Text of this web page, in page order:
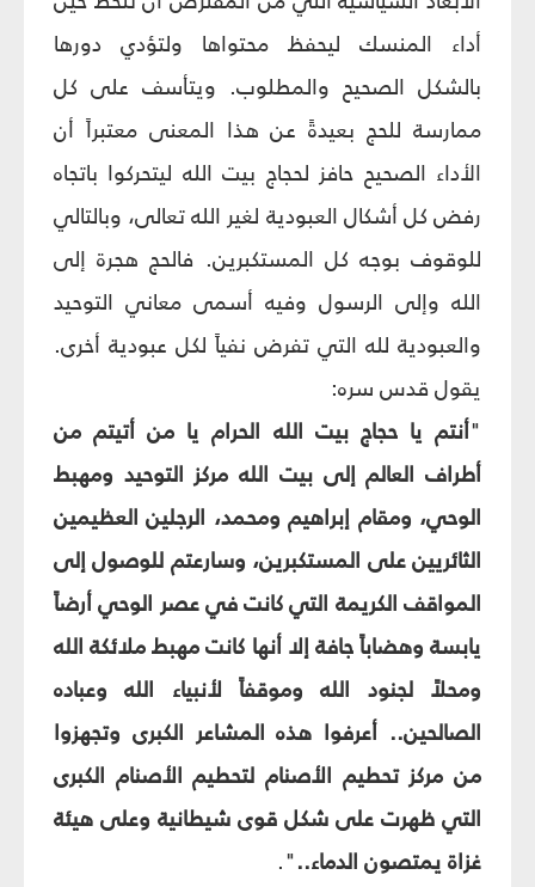
أداء المنسك ليحفظ محتواها ولتؤدي دورها
بالشكل الصحيح والمطلوب. ويتأسف على كل
ممارسة للحج بعيدةً عن هذا المعنى معتبراً أن
الأداء الصحيح حافز لحجاج بيت الله ليتحركوا باتجاه
رفض كل أشكال العبودية لغير الله تعالى، وبالتالي
للوقوف بوجه كل المستكبرين. فالحج هجرة إلى
الله وإلى الرسول وفيه أسمى معاني التوحيد
والعبودية لله التي تفرض نفياً لكل عبودية أخرى.
يقول قدس سره:
"أنتم يا حجاج بيت الله الحرام يا من أتيتم من
أطراف العالم إلى بيت الله مركز التوحيد ومهبط
الوحي، ومقام إبراهيم ومحمد، الرجلين العظيمين
الثائريين على المستكبرين، وسارعتم للوصول إلى
المواقف الكريمة التي كانت في عصر الوحي أرضاً
يابسة وهضاباً جافة إلا أنها كانت مهبط ملائكة الله
ومحلاً لجنود الله وموقفاً لأنبياء الله وعباده
الصالحين.. أعرفوا هذه المشاعر الكبرى وتجهزوا
من مركز تحطيم الأصنام لتحطيم الأصنام الكبرى
التي ظهرت على شكل قوى شيطانية وعلى هيئة
غزاة يمتصون الدماء..".